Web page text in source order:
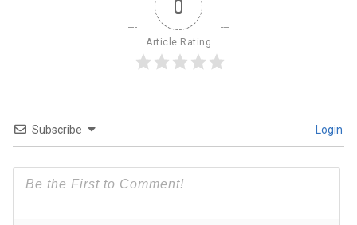
0
Article Rating
Subscribe Login